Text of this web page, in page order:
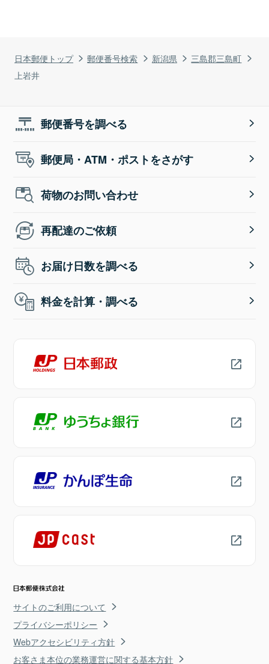
日本郵便トップ 郵便番号検索 新潟県
三島郡三島町
上岩井
郵便番号を調べる
郵便局・ATM・ポストをさがす
荷物のお問い合わせ
再配達のご依頼
お届け日数を調べる
料金を計算・調べる
サイトのご利用について
プライバシーポリシー
Webアクセシビリティ方針
お客さま本位の業務運営に関する基本方針